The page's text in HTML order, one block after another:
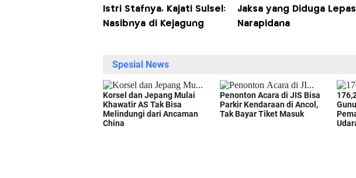
Istri Stafnya, Kajati Sulsel:
Nasibnya di Kejagung
Jaksa yang Diduga Lepas
Narapidana